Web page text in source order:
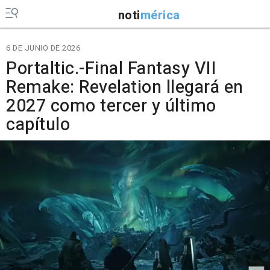
notimérica
6 DE JUNIO DE 2026
Portaltic.-Final Fantasy VII
Remake: Revelation llegará en
2027 como tercer y último
capítulo